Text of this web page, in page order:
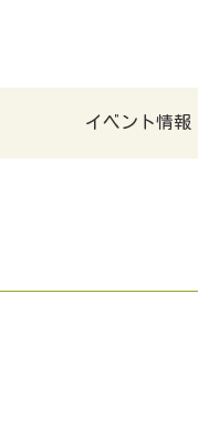
イベント情報